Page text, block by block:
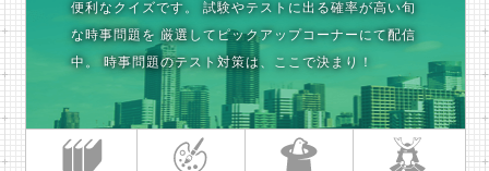
便利なクイズです。
試験やテストに出る確率が高い旬
な時事問題を 厳選してピックアップコーナーにて配信
中。
時事問題のテスト対策は、ここで決まり！